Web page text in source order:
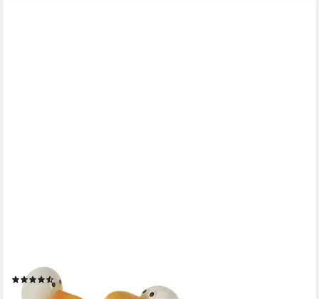
zufällige Variante
(4)
16,49 €